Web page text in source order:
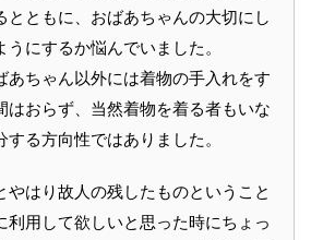
とともに、おばあちゃんの大切にし
にするか悩んでいました。
あちゃん以外には着物の手入れをす
はおらず、当然着物を着る者もいな
る方向性ではありました。
やはり故人の残したものということ
利用して欲しいと思った時にちょっ